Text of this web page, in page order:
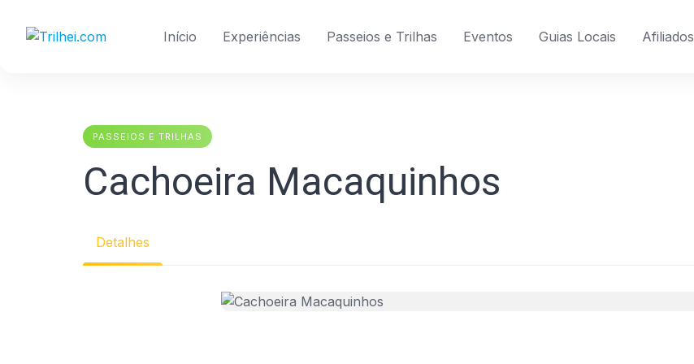
Início Experiências Passeios e Trilhas Eventos Guias Locais Afiliados
PASSEIOS E TRILHAS
Cachoeira Macaquinhos
Detalhes